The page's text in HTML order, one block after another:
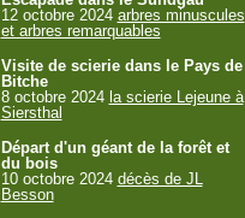
12 octobre 2024 arbres minuscules
et arbres remarquables
Visite de scierie dans le Pays de
Bitche
8 octobre 2024 la scierie Lejeune à
Siersthal
Départ d'un géant de la forêt et
du bois
10 octobre 2024 décès de JL
Besson